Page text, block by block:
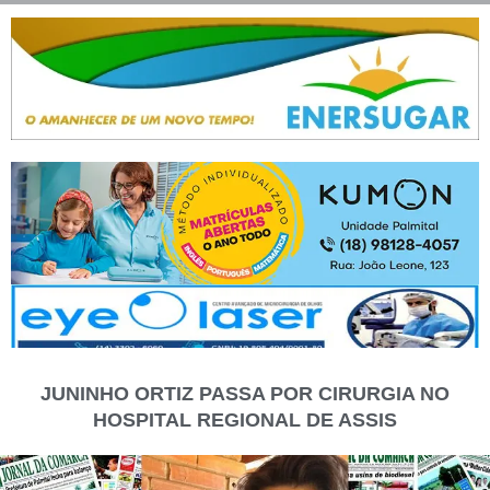
JUNINHO ORTIZ PASSA POR CIRURGIA NO
HOSPITAL REGIONAL DE ASSIS